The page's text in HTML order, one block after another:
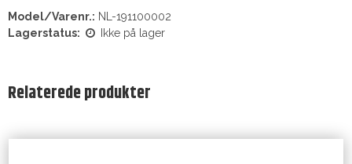
Model/Varenr.: NL-191100002
Lagerstatus:
Ikke på lager
Relaterede produkter